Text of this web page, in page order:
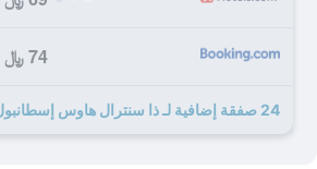
74 ﷼
24 صفقة إضافية لـ ذا سنترال هاوس إسطانبول تكسيم